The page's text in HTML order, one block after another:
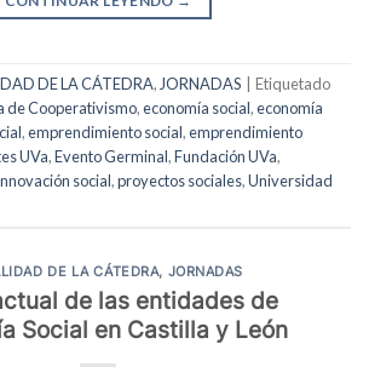
DE LA CÁTEDRA,JORNADAS
Etiquetado
de Cooperativismo,economía social,economía
,emprendimiento social,emprendimiento
UVa,Evento Germinal,Fundación UVa,
social,proyectos sociales,Universidad
DE LA CÁTEDRA, JORNADAS
de las entidades de
Social en Castilla y León